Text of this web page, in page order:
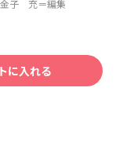
金子 充＝編集
に入れる